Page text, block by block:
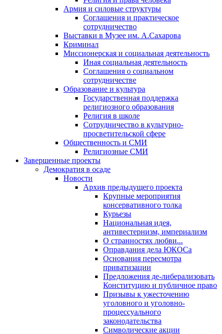
Армия и силовые структуры
Соглашения и практическое
сотрудничество
Выставки в Музее им. А.Сахарова
Криминал
Миссионерская и социальная деятельность
Иная социальная деятельность
Соглашения о социальном
сотрудничестве
Образование и культура
Государственная поддержка
религиозного образования
Религия в школе
Сотрудничество в культурно-
просветительской сфере
Общественность и СМИ
Религиозные СМИ
Завершенные проекты
Демократия в осаде
Новости
Архив предыдущего проекта
Крупные мероприятия
консервативного толка
Курьезы
Национальная идея,
антивестернизм, империализм
О странностях любви...
Оправдания дела ЮКОСа
Основания пересмотра
приватизации
Предложения де-либерализовать
Конституцию и публичное право
Призывы к ужесточению
уголовного и уголовно-
процессуального
законодательства
Символические акции